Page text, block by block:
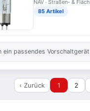
NAV · Straßen- &
85 Artikel
passendes
‹ Zurück 1 2